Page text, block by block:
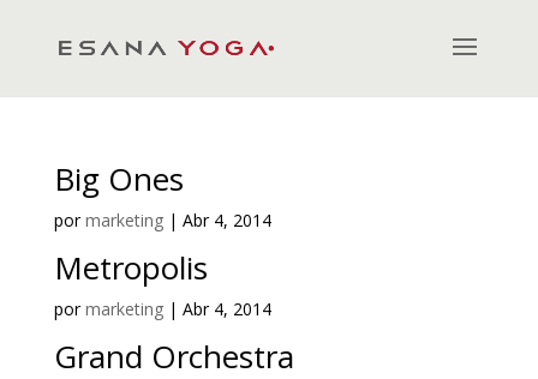
Big Ones
pormarketing| Abr 4, 2014
Metropolis
pormarketing| Abr 4, 2014
Grand Orchestra